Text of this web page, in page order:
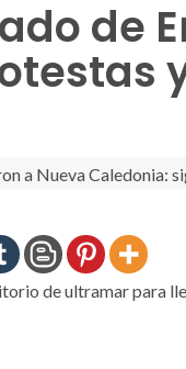
de
de ultramar para